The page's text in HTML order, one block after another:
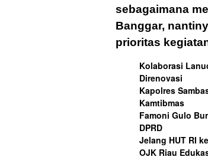
sebagaimana
Banggar,
prioritas
Kolaborasi
Direnovasi
Kapolres
Kamtibmas
Famoni Gulo
DPRD
Jelang HUT RI
OJK Riau